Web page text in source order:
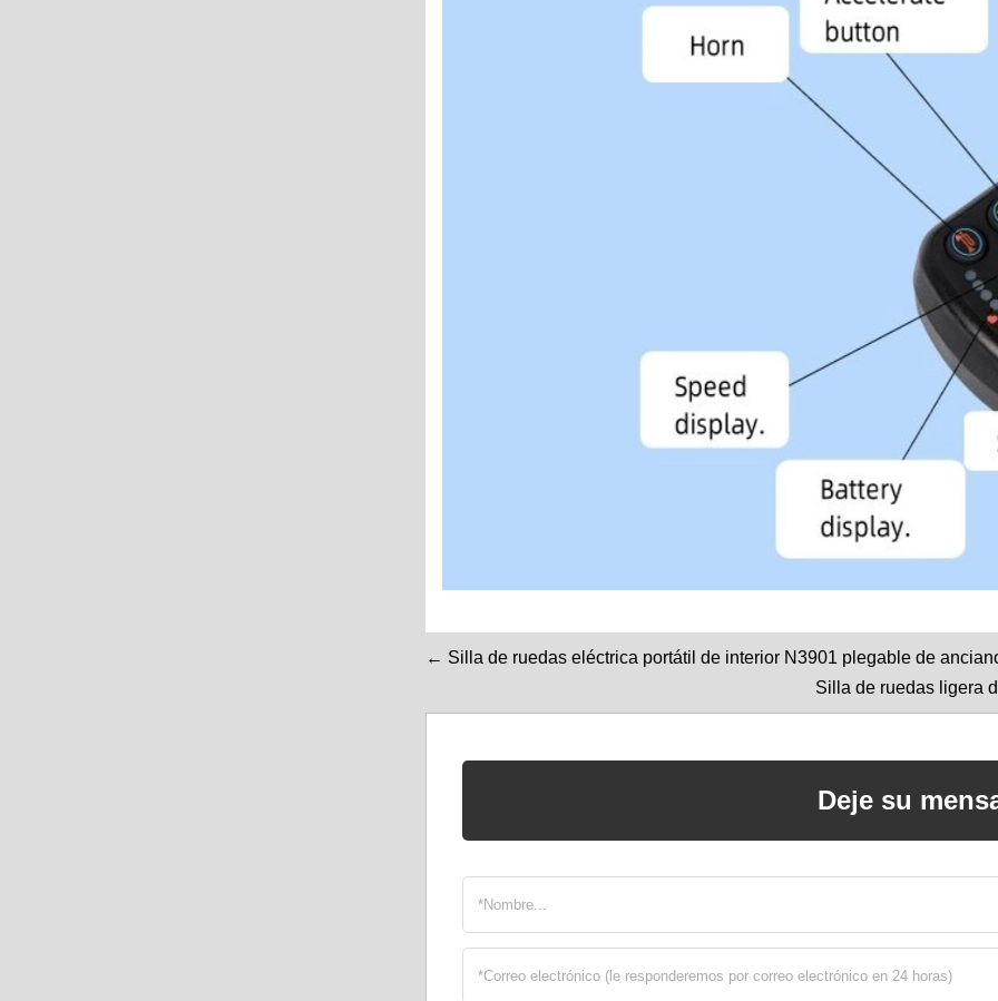
← Silla de ruedas eléctrica portátil de interior N3901 plegable de
Silla de ruedas ligera
Deje su